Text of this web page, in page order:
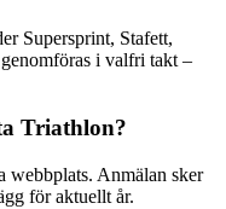
Supersprint, Stafett,
i valfri takt –
Triathlon?
webbplats. Anmälan sker
för aktuellt år.